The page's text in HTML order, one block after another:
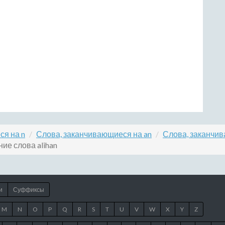
на n Слова, заканчивающиеся на an
Слова,
слова alihan
Суффиксы
M N O P Q R S T U V W X Y Z